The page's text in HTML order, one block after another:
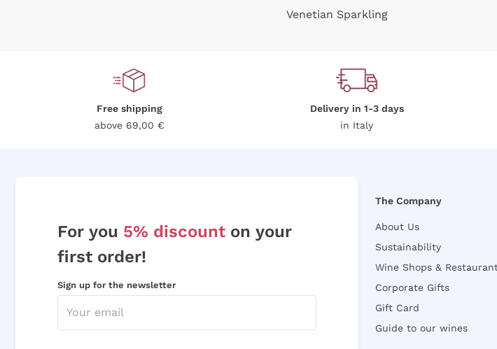
Venetian Sparkling
Free shipping
above 69,00 €
Delivery in 1-3 days
in Italy
For you 5% discount on your
first order!
Sign up for the newsletter
The Company
About Us
Sustainability
Wine Shops &
Corporate Gifts
Gift Card
Guide to our wines